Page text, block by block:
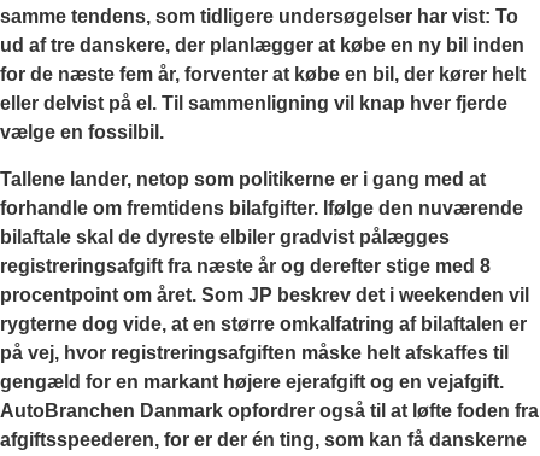
samme tendens, som tidligere undersøgelser har vist: To
ud af tre danskere, der planlægger at købe en ny bil inden
for de næste fem år, forventer at købe en bil, der kører helt
eller delvist på el. Til sammenligning vil knap hver fjerde
vælge en fossilbil.
Tallene lander, netop som politikerne er i gang med at
forhandle om fremtidens bilafgifter. Ifølge den nuværende
bilaftale skal de dyreste elbiler gradvist pålægges
registreringsafgift fra næste år og derefter stige med 8
procentpoint om året. Som JP beskrev det i weekenden vil
rygterne dog vide, at en større omkalfatring af bilaftalen er
på vej, hvor registreringsafgiften måske helt afskaffes til
gengæld for en markant højere ejerafgift og en vejafgift.
AutoBranchen Danmark opfordrer også til at løfte foden fra
afgiftsspeederen, for er der én ting, som kan få danskerne